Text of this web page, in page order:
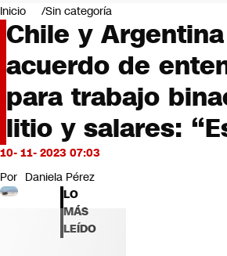
Negocios
Deportes
Programas completos
Cultura
Servicios
Bits
CNN tiempo
Futuro 360
Inicio Sin categoría
Chile y
acuerdo de
para trabajo
litio y salares:
10- 11- 2023 07:03
Por Daniela Pérez
LO
MÁS
LEÍDO